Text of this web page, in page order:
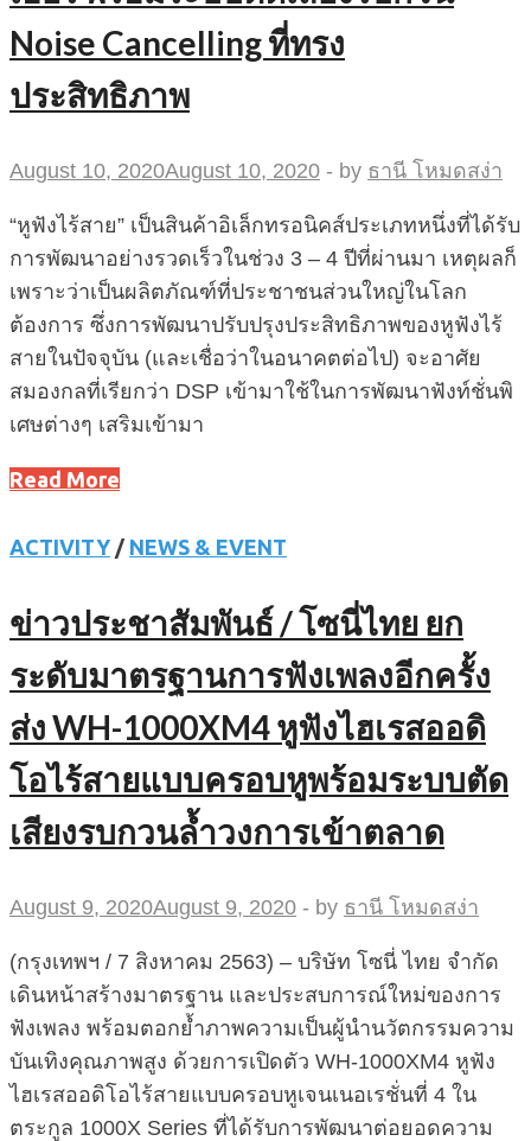
Noise Cancelling ที่ทรง
ประสิทธิภาพ
August 10, 2020August 10, 2020 - by ธานี โหมดสง่า
“หูฟังไร้สาย” เป็นสินค้าอิเล็กทรอนิคส์ประเภทหนึ่งที่ได้รับ
การพัฒนาอย่างรวดเร็วในช่วง 3 – 4 ปีที่ผ่านมา เหตุผลก็
เพราะว่าเป็นผลิตภัณฑ์ที่ประชาชนส่วนใหญ่ในโลก
ต้องการ ซึ่งการพัฒนาปรับปรุงประสิทธิภาพของหูฟังไร้
สายในปัจจุบัน (และเชื่อว่าในอนาคตต่อไป) จะอาศัย
สมองกลที่เรียกว่า DSP เข้ามาใช้ในการพัฒนาฟังท์ชั่นพิ
เศษต่างๆ เสริมเข้ามา
Read More
ACTIVITY / NEWS & EVENT
ข่าวประชาสัมพันธ์ / โซนี่ไทย ยก
ระดับมาตรฐานการฟังเพลงอีกครั้ง
ส่ง WH-1000XM4 หูฟังไฮเรสออดิ
โอไร้สายแบบครอบหูพร้อมระบบตัด
เสียงรบกวนล้ำวงการเข้าตลาด
August 9, 2020August 9, 2020 - by ธานี โหมดสง่า
(กรุงเทพฯ / 7 สิงหาคม 2563) – บริษัท โซนี่ ไทย จำกัด
เดินหน้าสร้างมาตรฐาน และประสบการณ์ใหม่ของการ
ฟังเพลง พร้อมตอกย้ำภาพความเป็นผู้นำนวัตกรรมความ
บันเทิงคุณภาพสูง ด้วยการเปิดตัว WH-1000XM4 หูฟัง
ไฮเรสออดิโอไร้สายแบบครอบหูเจนเนอเรชั่นที่ 4 ใน
ตระกูล 1000X Series ที่ได้รับการพัฒนาต่อยอดความ